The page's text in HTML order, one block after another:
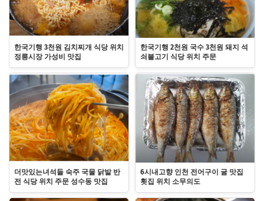
한국기행 3천원 김치찌개 식당 위치
정릉시장 가성비 맛집
한국기행 2천원 국수 3천원 돼지 석
쇠불고기 식당 위치 주문
더맛있는녀석들 숙주 국물 닭발 반
전 식당 위치 주문 성수동 맛집
6시내고향 인천 전어구이 굴 맛집
횟집 위치 소무의도